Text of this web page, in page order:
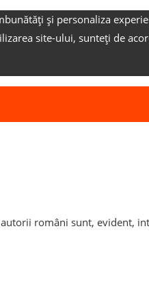
și personaliza
site-ului, sunteți de
autorii români sunt, evident,